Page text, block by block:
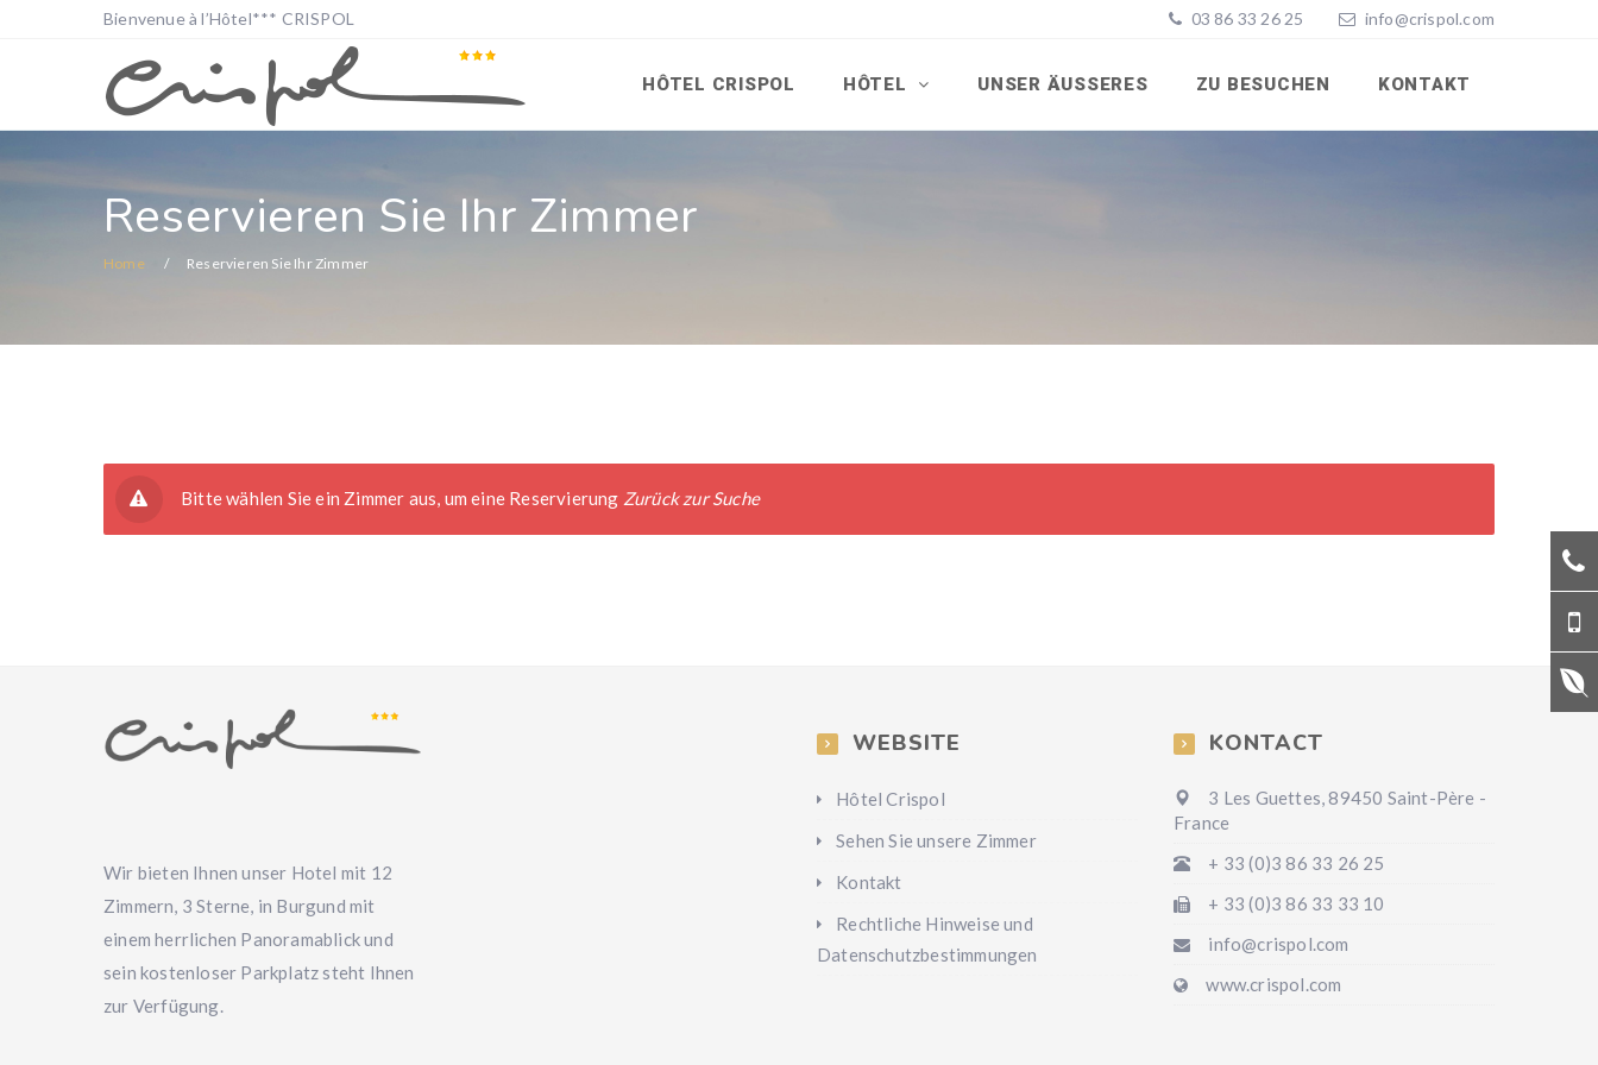
Bienvenue à l’Hôtel*** CRISPOL 03 86 33 26 25 info@crispol.com
HÔTEL CRISPOL HÔTEL UNSER ÄUSSERES ZU BESUCHEN KONTAKT
Reservieren Sie Ihr Zimmer
Home Reservieren Sie Ihr Zimmer
Bitte wählen Sie ein Zimmer aus, um eine Reservierung Zurück zur Suche
Wir bieten Ihnen unser Hotel mit 12
Zimmern, 3 Sterne, in Burgund mit
einem herrlichen Panoramablick und
sein kostenloser Parkplatz steht Ihnen
zur Verfügung.
WEBSITE
Hôtel Crispol
Sehen Sie unsere Zimmer
Kontakt
Rechtliche Hinweise und
Datenschutzbestimmungen
KONTACT
3 Les Guettes, 89450 Saint-Père -
France
+ 33 (0)3 86 33 26 25
+ 33 (0)3 86 33 33 10
info@crispol.com
www.crispol.com